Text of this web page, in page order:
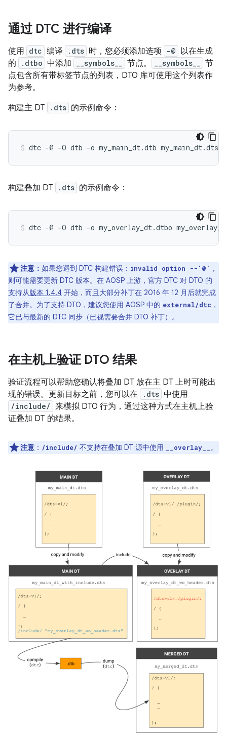
通过 DTC 进行编译
使用 dtc 编译 .dts 时，您必须添加选项 -@ 以在生成
的
.dtbo 中添加 __symbols__ 节点。 __symbols__
节
点包含所有带标签节点的列表，DTO 库可使用这个列表作
为参考。
构建主 DT
.dts 的示例命令：
构建叠加 DT .dts 的示例命令：
注意： 如果您遇到 DTC 构建错误： invalid option --'@' ，
则可能需要更新 DTC 版本。在 AOSP 上游，官方 DTC 对 DTO 的
支持从版本 1.4.4 开始，而且大部分补丁在 2016 年 12 月后就完成
了合并。为了支持 DTO，建议您使用 AOSP 中的 external/dtc ，
它已与最新的 DTC 同步（已视需要合并 DTO 补丁）。
在主机上验证 DTO 结果
验证流程可以帮助您确认将叠加 DT 放在主 DT 上时可能出
现的错误。更新目标之前，您可以在
.dts 中使用
/include/ 来模拟 DTO 行为，通过这种方式在主机上验
证叠加 DT 的结果。
注意 ： /include/ 不支持在叠加 DT 源中使用 __overlay__ 。